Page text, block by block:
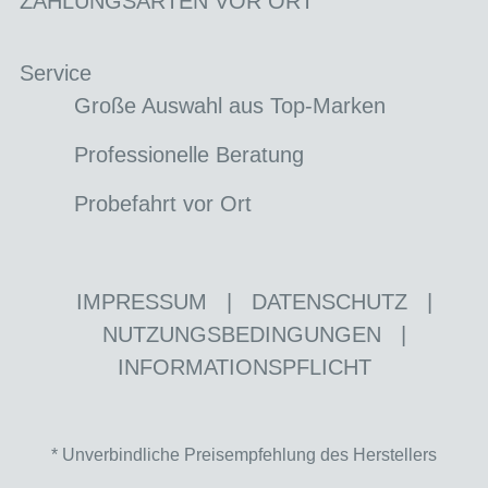
Service
Große Auswahl aus Top-Marken
Professionelle Beratung
Probefahrt vor Ort
IMPRESSUM DATENSCHUTZ
NUTZUNGSBEDINGUNGEN
INFORMATIONSPFLICHT
* Unverbindliche Preisempfehlung des Herstellers